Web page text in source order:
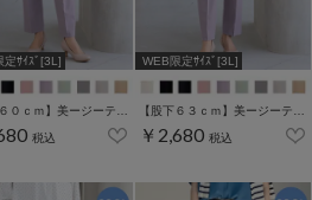
定ｻｲｽﾞ[3L]
【股下６０ｃｍ】美ージーテーパード(股下60/63/66/69cm展開)
税込
WEB限定ｻｲｽﾞ[3L]
【股下６３ｃｍ】美ージーテーパード(股下60/63/66/69cm展開)
￥2,680 税込